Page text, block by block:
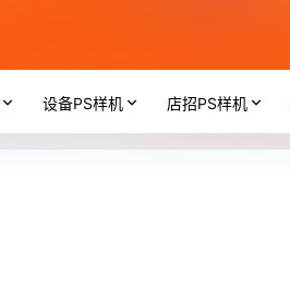
设备PS样机 店招PS样机